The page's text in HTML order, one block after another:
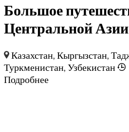
Большое
Центральной Азии
Казахстан ,Кыргызстан ,
Туркменистан Узбекистан
Подробнее